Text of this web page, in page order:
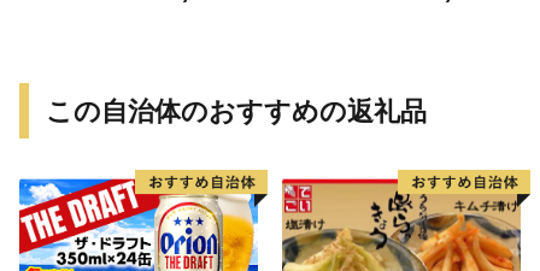
この自治体のおすすめの返礼品